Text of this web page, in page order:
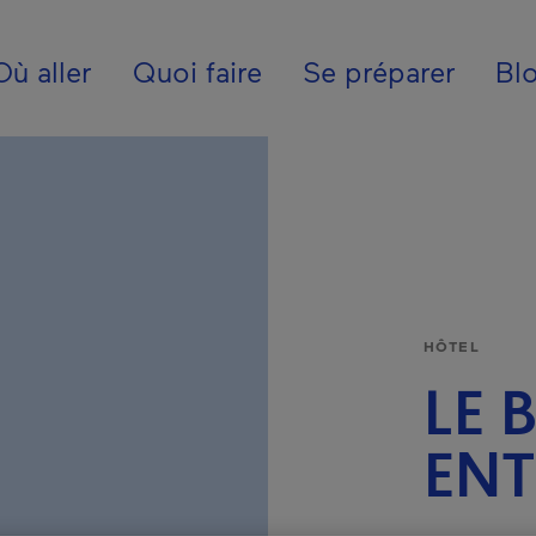
- Fr -
aller Quoi faire Se préparer
HÔTEL
LE